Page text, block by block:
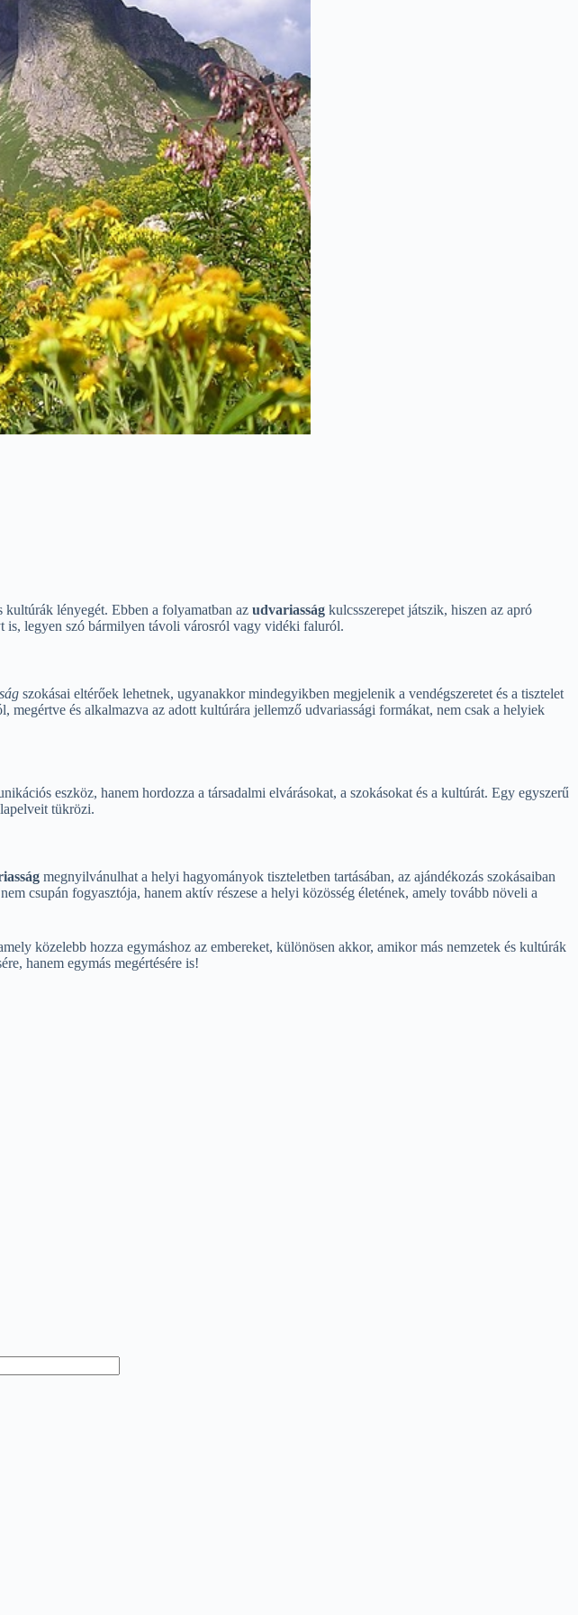
kultúrák lényegét. Ebben a folyamatban az udvariasság kulcsszerepet játszik, hiszen az apró
is, legyen szó bármilyen távoli városról vagy vidéki faluról.
szokásai eltérőek lehetnek, ugyanakkor mindegyikben megjelenik a vendégszeretet és a tisztelet
és alkalmazva az adott kultúrára jellemző udvariassági formákat, nem csak a helyiek
eszköz, hanem hordozza a társadalmi elvárásokat, a szokásokat és a kultúrát. Egy egyszerű
tükrözi.
megnyilvánulhat a helyi hagyományok tiszteletben tartásában, az ajándékozás szokásaiban
csupán fogyasztója, hanem aktív részese a helyi közösség életének, amely tovább növeli a
közelebb hozza egymáshoz az embereket, különösen akkor, amikor más nemzetek és kultúrák
hanem egymás megértésére is!